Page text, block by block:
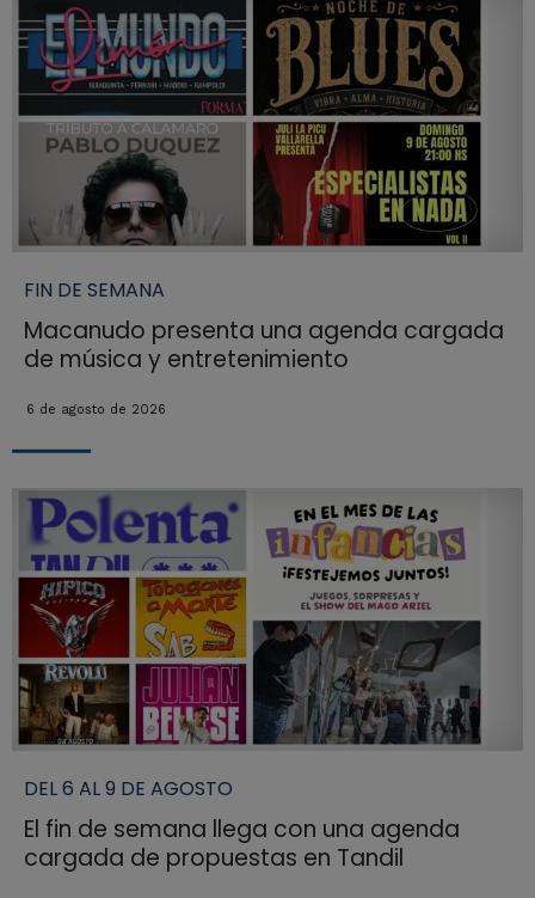
FIN DE SEMANA
Macanudo presenta una agenda cargada
de música y entretenimiento
6 de agosto de 2026
DEL 6 AL 9 DE AGOSTO
El fin de semana llega con una agenda
cargada de propuestas en Tandil